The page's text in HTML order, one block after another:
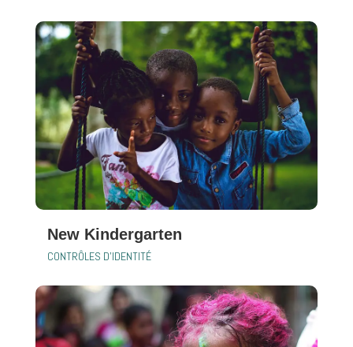
New Kindergarten
CONTRÔLES D'IDENTITÉ